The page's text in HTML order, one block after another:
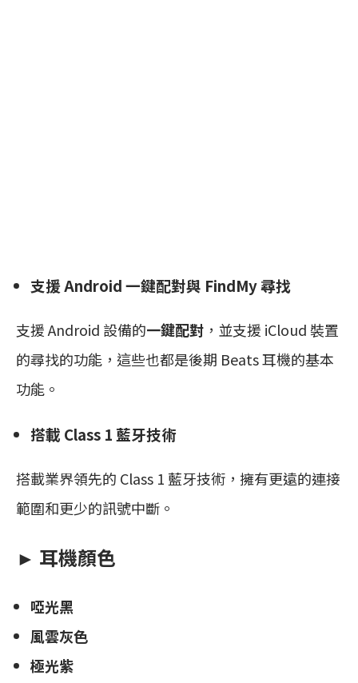
支援 Android 一鍵配對與 FindMy 尋找
支援 Android 設備的一鍵配對 ，並支援 iCloud 裝置
的尋找的功能，這些也都是後期 Beats 耳機的基本
功能。
搭載 Class 1 藍牙技術
搭載業界領先的 Class 1 藍牙技術，擁有更遠的連接
範圍和更少的訊號中斷。
► 耳機顏色
啞光黑
風雲灰色
極光紫